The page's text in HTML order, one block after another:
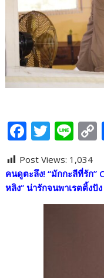
F
ac
e
b
T
w
itt
er
Li
n
e
Post Views: 1,034
คนดูตะลึง! “มักกะลีที่รัก”
หลิง” น่ารักจนพาเรตติ้งปัง